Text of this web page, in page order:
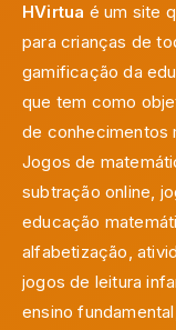
HVirtua é um site
para crianças de
gamificação da
que tem como
de conhecimentos
Jogos de
subtração online,
educação
alfabetização,
jogos de leitura
ensino